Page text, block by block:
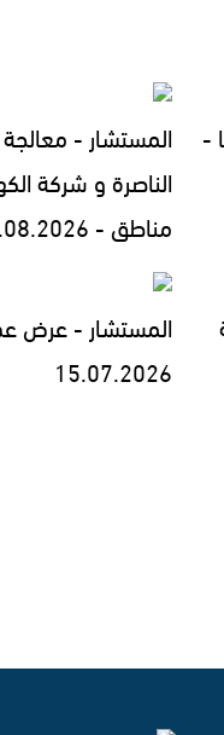
-
المستشار -
الناصرة و شركة
مناطق - 03.08.2026
المستشار - عرض
15.07.2026